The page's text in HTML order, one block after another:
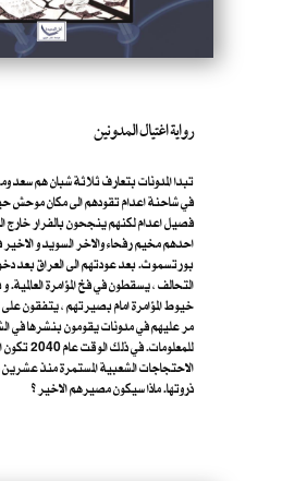
رواية اغتيال المدونين
تبدا المدونات بتعارف ثلاثة شبان هم سعد
في شاحنة اعدام تقودهم الى مكان موحش
فصيل اعدام لكنهم ينجحون بالفرار خارج
احدهم مخيم رفحاء والاخر السويد و
بورتسموث. بعد عودتهم الى العراق بعد
التحالف ، يسقطون في فخ المؤامرة
خيوط المؤامرة امام بصيرتهم ، يتفقون
مر عليهم في مدونات يقومون بنشرها في
للمعلومات. في
الاحتجاجات الشعبية المستمرة منذ
ذروتها. ماذا سيكون مصيرهم الاخير ؟